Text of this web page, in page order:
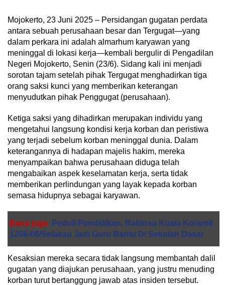
Mojokerto, 23 Juni 2025 – Persidangan gugatan perdata
antara sebuah perusahaan besar dan Tergugat—yang
dalam perkara ini adalah almarhum karyawan yang
meninggal di lokasi kerja—kembali bergulir di Pengadilan
Negeri Mojokerto, Senin (23/6). Sidang kali ini menjadi
sorotan tajam setelah pihak Tergugat menghadirkan tiga
orang saksi kunci yang memberikan keterangan
menyudutkan pihak Penggugat (perusahaan).
Ketiga saksi yang dihadirkan merupakan individu yang
mengetahui langsung kondisi kerja korban dan peristiwa
yang terjadi sebelum korban meninggal dunia. Dalam
keterangannya di hadapan majelis hakim, mereka
menyampaikan bahwa perusahaan diduga telah
mengabaikan aspek keselamatan kerja, serta tidak
memberikan perlindungan yang layak kepada korban
semasa hidupnya sebagai karyawan.
Baca juga
Peduli Pendidikan, Babinsa Kuala Koramil
1208-06/Selakau Jadi Guru Bantu Di Sekolah Dasar
Kesaksian mereka secara tidak langsung membantah dalil
gugatan yang diajukan perusahaan, yang justru menuding
korban turut bertanggung jawab atas insiden tersebut.